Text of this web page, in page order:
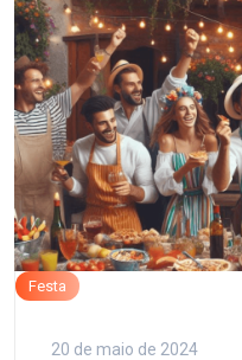
Festa
20 de maio de 2024